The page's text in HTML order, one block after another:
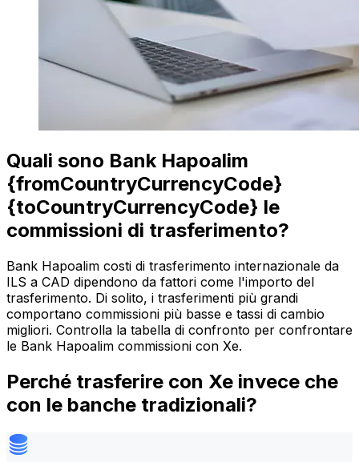
Quali sono Bank Hapoalim
{fromCountryCurrencyCode}
{toCountryCurrencyCode} le
commissioni di trasferimento?
Bank Hapoalim costi di trasferimento internazionale da
ILS a CAD dipendono da fattori come l'importo del
trasferimento. Di solito, i trasferimenti più grandi
comportano commissioni più basse e tassi di cambio
migliori. Controlla la tabella di confronto per confrontare
le Bank Hapoalim commissioni con Xe.
Perché trasferire con Xe invece che
con le banche tradizionali?